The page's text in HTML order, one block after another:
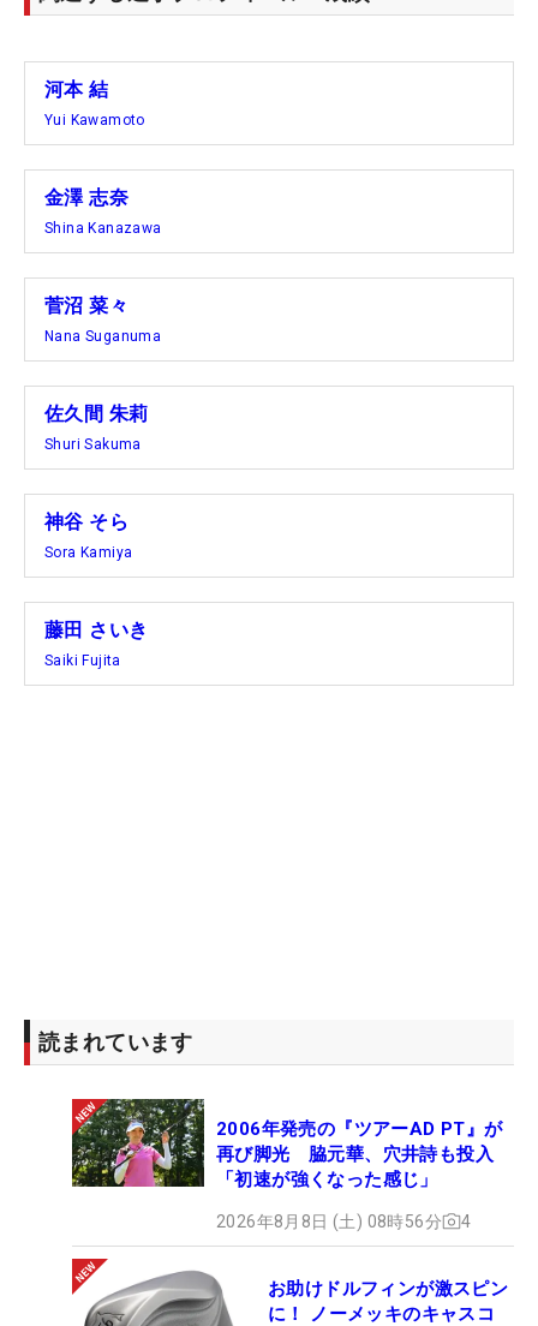
河本 結
Yui Kawamoto
金澤 志奈
Shina Kanazawa
菅沼 菜々
Nana Suganuma
佐久間 朱莉
Shuri Sakuma
神谷 そら
Sora Kamiya
藤田 さいき
Saiki Fujita
読まれています
2006年発売の『ツアーAD PT』が
再び脚光 脇元華、穴井詩も投入
「初速が強くなった感じ」
2026年8月8日 (土) 08時56分 4
お助けドルフィンが激スピン
に！ ノーメッキのキャスコ